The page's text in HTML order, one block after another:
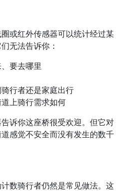
或红外传感器可以统计经过某
无法告诉你：
要去哪里
行者还是家庭出行
上骑行需求如何
诉你这座桥很受欢迎。但它对
感觉不安全而没有发生的数千
数骑行者仍然是常见做法。这